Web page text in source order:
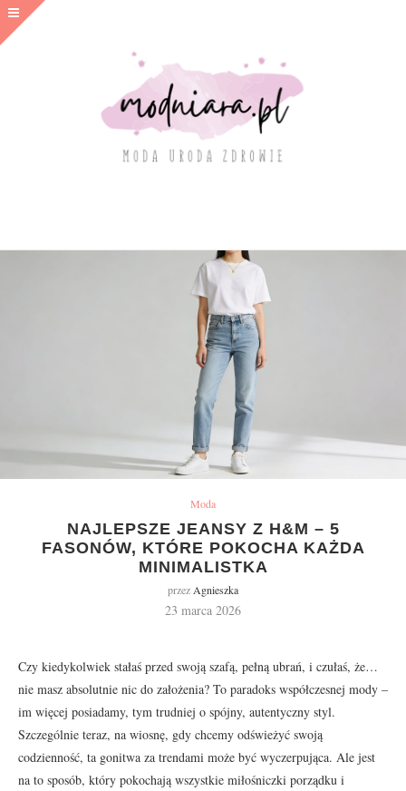
Moda
NAJLEPSZE JEANSY Z H&M – 5
FASONÓW, KTÓRE POKOCHA KAŻDA
MINIMALISTKA
przez Agnieszka
23 marca 2026
Czy kiedykolwiek stałaś przed swoją szafą, pełną ubrań, i czułaś, że…
nie masz absolutnie nic do założenia? To paradoks współczesnej mody –
im więcej posiadamy, tym trudniej o spójny, autentyczny styl.
Szczególnie teraz, na wiosnę, gdy chcemy odświeżyć swoją
codzienność, ta gonitwa za trendami może być wyczerpująca. Ale jest
na to sposób, który pokochają wszystkie miłośniczki porządku i